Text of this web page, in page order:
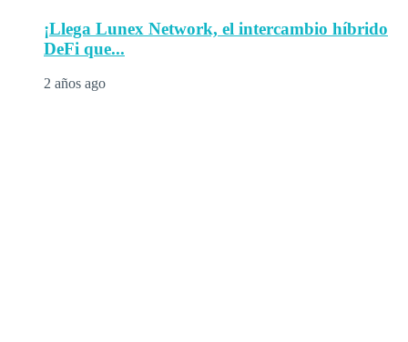
¡Llega Lunex Network, el intercambio híbrido
DeFi que...
2 años ago